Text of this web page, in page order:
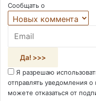
Сообщать о
Я разрешаю
отправлять уведомления
можете отказаться от